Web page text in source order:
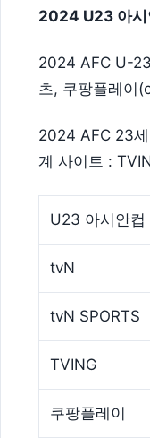
2024 U23 아시
2024 AFC U-
츠, 쿠팡플레이
2024 AFC 23
계 사이트 :
U23 아시안컵
tvN
tvN SPORTS
TVING
쿠팡플레이